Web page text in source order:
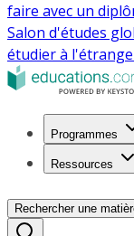
faire avec un
Salon d'études
étudier à
Programmes
Ressources
Rechercher une